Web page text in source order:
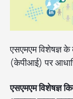
एसएमएम विशेषज्ञ
(केपीआई) पर
एसएमएम विशेषज्ञ